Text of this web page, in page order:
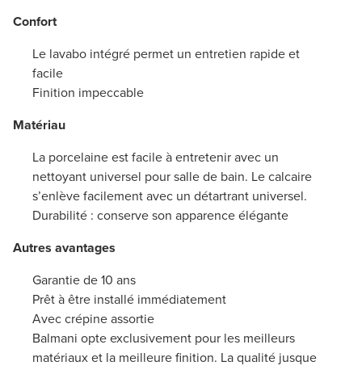
Confort
Le lavabo intégré permet un entretien rapide et
facile
Finition impeccable
Matériau
La porcelaine est facile à entretenir avec un
nettoyant universel pour salle de bain. Le calcaire
s’enlève facilement avec un détartrant universel.
Durabilité : conserve son apparence élégante
Autres avantages
Garantie de 10 ans
Prêt à être installé immédiatement
Avec crépine assortie
Balmani opte exclusivement pour les meilleurs
matériaux et la meilleure finition. La qualité jusque